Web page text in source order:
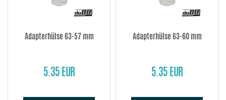
Adapterhülse 63-57 mm
5.35 EUR
Adapterhülse 63-60 mm
5.35 EUR